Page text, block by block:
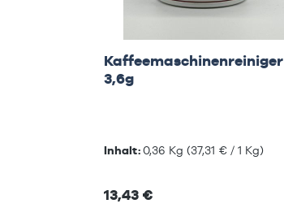
Kaffeemaschinenreiniger
3,6g
Inhalt:0,36 Kg (37,31 € / 1 Kg)
13,43 €